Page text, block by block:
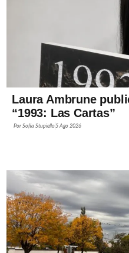
Laura Ambrune
“1993: Las Cartas”
PorSofía Stupiello5 Ago 2026